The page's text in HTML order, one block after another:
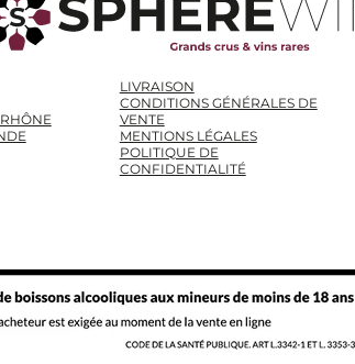
LIVRAISON
CONDITIONS GÉNÉRALES DE
VENTE
MENTIONS LÉGALES
POLITIQUE DE
CONFIDENTIALITÉ